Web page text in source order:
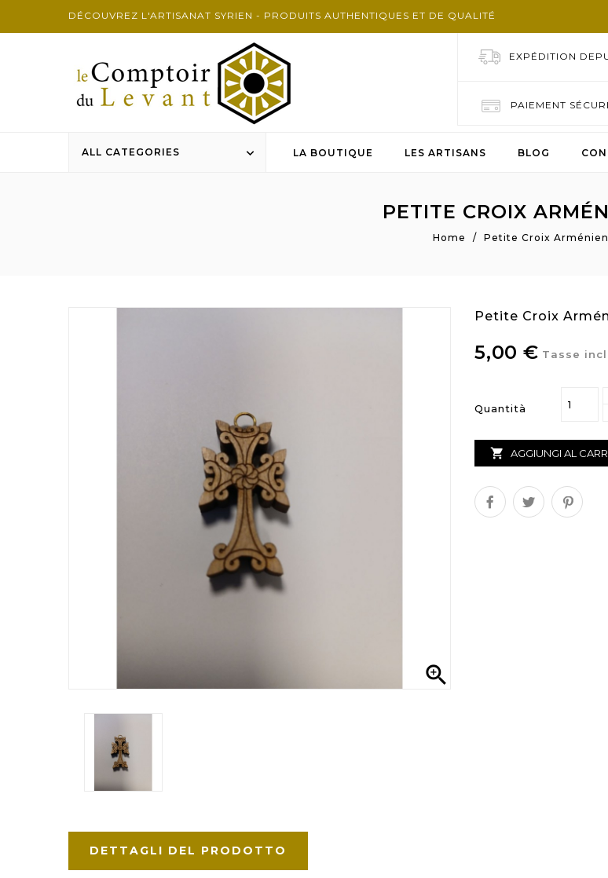
DÉCOUVREZ L'ARTISANAT SYRIEN - PRODUITS AUTHENTIQUES ET DE QUALITÉ
EXPÉDITION
PAIEMENT

ALL CATEGORIES LA BOUTIQUE LES ARTISANS BLOG
PETITE CROIX
Home Petite Croix

Petite Croix
5,00 € Tasse
Quantità
 AGGIUNGI AL
DETTAGLI DEL PRODOTTO